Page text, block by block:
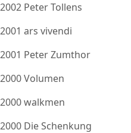
2002 Peter Tollens
2001 ars vivendi
2001 Peter Zumthor
2000 Volumen
2000 walkmen
2000 Die Schenkung